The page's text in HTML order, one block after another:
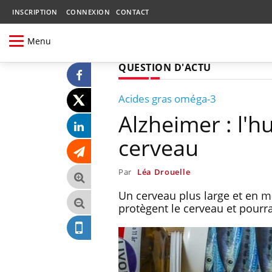
INSCRIPTION CONNEXION CONTACT
Menu
QUESTION D'ACTU
Acides gras oméga-3
Alzheimer :
cerveau
Par Léa Drouelle
Un cerveau plus large et en
protègent le cerveau et